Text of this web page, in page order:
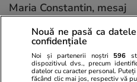
Maria Constantin, mesaj
emoționant la 3 ani de la
cu Robert Stoica: „Am
o căsnicie frumoasă nu
înseamnă perfecțiune”
Nouă ne pasă ca
confidențiale
Noi și partenerii noștri 596
dispozitivul dvs., precum
datelor cu caracter personal.
făcând clic mai jos, respectiv vă